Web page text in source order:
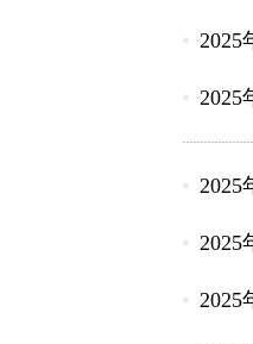
2025
2025
2025
2025
2025